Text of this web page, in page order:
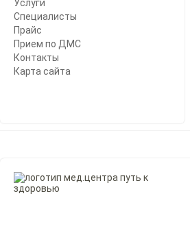
Услуги
Специалисты
Прайс
Прием по ДМС
Контакты
Карта сайта